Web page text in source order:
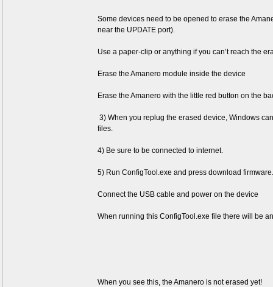
Some devices need to be opened to erase the
near the UPDATE port).
Use a paper-clip or anything if you can’t reach the
Erase the Amanero module inside the device
Erase the Amanero with the little red button on the
3) When you replug the erased device, Windows
files.
4) Be sure to be connected to internet.
5) Run ConfigTool.exe and press download
Connect the USB cable and power on the device
When running this ConfigTool.exe file there will be
When you see this, the Amanero is not erased yet!